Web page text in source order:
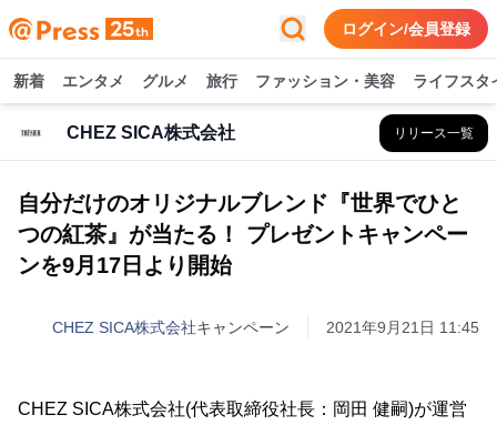
ログイン/会員登録
新着 エンタメ グルメ 旅行 ファッション・美容 ライフスタ
CHEZ SICA株式会社 リリース一覧
自分だけのオリジナルブレンド『世界でひと
つの紅茶』が当たる！ プレゼントキャンペー
ンを9月17日より開始
CHEZ SICA株式会社キャンペーン 2021年9月21日 11:45
CHEZ SICA株式会社(代表取締役社長：岡田 健嗣)が運営